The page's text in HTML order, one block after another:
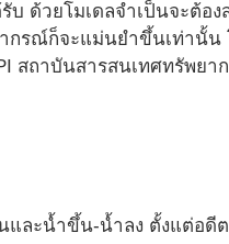
ด้วยโมเดลจำเป็นจะต้อง
รณ์ก็จะแม่นยำขึ้นเท่านั้น
สถาบันสารสนเทศทรัพยา
ละน้ำขึ้น-น้ำลง ตั้งแต่อดี